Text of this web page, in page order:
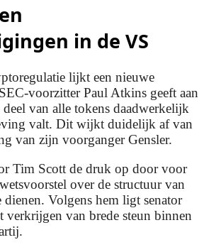
in de VS
lijkt een nieuwe
voorzitter Paul Atkins geeft aan
deel van alle tokens daadwerkelijk
valt. Dit wijkt duidelijk af van
van zijn voorganger Gensler.
Tim Scott de druk op door voor
over de structuur van
Volgens hem ligt senator
verkrijgen van brede steun binnen